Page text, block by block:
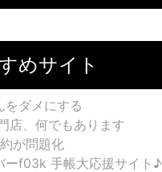
めサイト
をダメにする
店、何でもあります
が問題化
ーf03k 手帳大応援サイト♪